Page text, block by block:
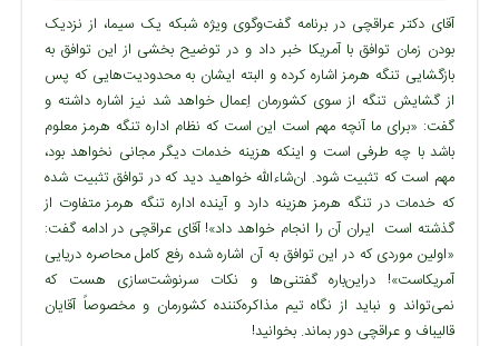
آقای دکتر عراقچی در برنامه گفت‌وگوی ویژه شبکه یک سیما، از نزدیک
بودن زمان توافق با آمریکا خبر داد و در توضیح بخشی از این توافق به
بازگشایی تنگه هرمز اشاره کرده و البته ایشان به محدودیت‌هایی که پس
از گشایش تنگه از سوی کشورمان اِعمال خواهد شد نیز اشاره داشته و
گفت: «برای ما آنچه مهم است این است که نظام اداره تنگه هرمز معلوم
باشد با چه طرفی است و اینکه هزینه خدمات دیگر مجانی نخواهد بود،
مهم است که تثبیت شود. ان‌شاءالله خواهید دید که در توافق تثبیت شده
که خدمات در تنگه هرمز هزینه دارد و آینده اداره تنگه هرمز متفاوت از
گذشته است ‌ ایران آن را انجام‌ خواهد داد»! آقای عراقچی در ادامه گفت:
«اولین موردی که در این‌ توافق به آن اشاره شده رفع کامل محاصره دریایی
آمریکاست»! در‌این‌باره گفتنی‌ها و نکات سرنوشت‌سازی هست که
نمی‌تواند و نباید از نگاه تیم مذاکره‌کننده کشورمان و مخصوصاً آقایان
قالیباف و عراقچی دور بماند. بخوانید!